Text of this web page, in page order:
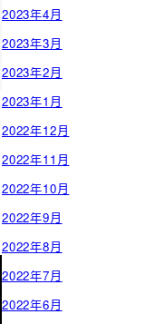
2023年4月
2023年3月
2023年2月
2023年1月
2022年12月
2022年11月
2022年10月
2022年9月
2022年8月
2022年7月
2022年6月